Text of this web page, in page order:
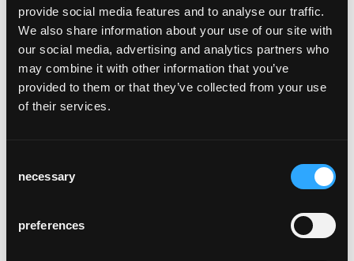
provide social media features and to analyse our traffic.
We also share information about your use of our site with
our social media, advertising and analytics partners who
may combine it with other information that you’ve
provided to them or that they’ve collected from your use
of their services.
Selection
necessary
preferences
icon